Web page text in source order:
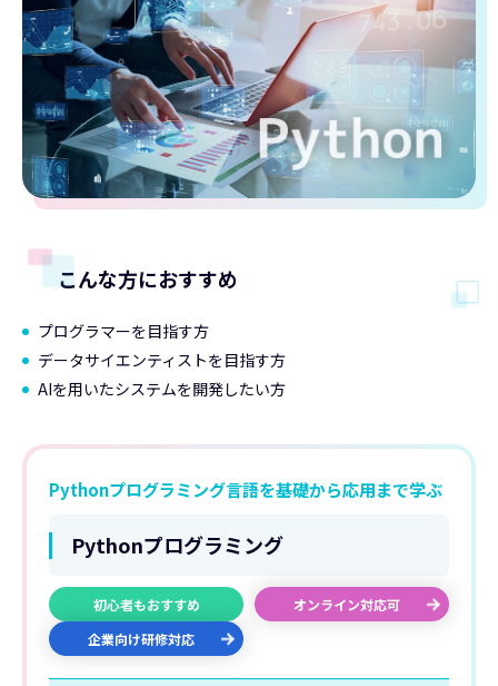
こんな方におすすめ
プログラマーを目指す方
データサイエンティストを目指す方
AIを用いたシステムを開発したい方
Pythonプログラミング言語を基礎から応用まで学ぶ
Pythonプログラミング
初心者もおすすめ
オンライン対応可
企業向け研修対応